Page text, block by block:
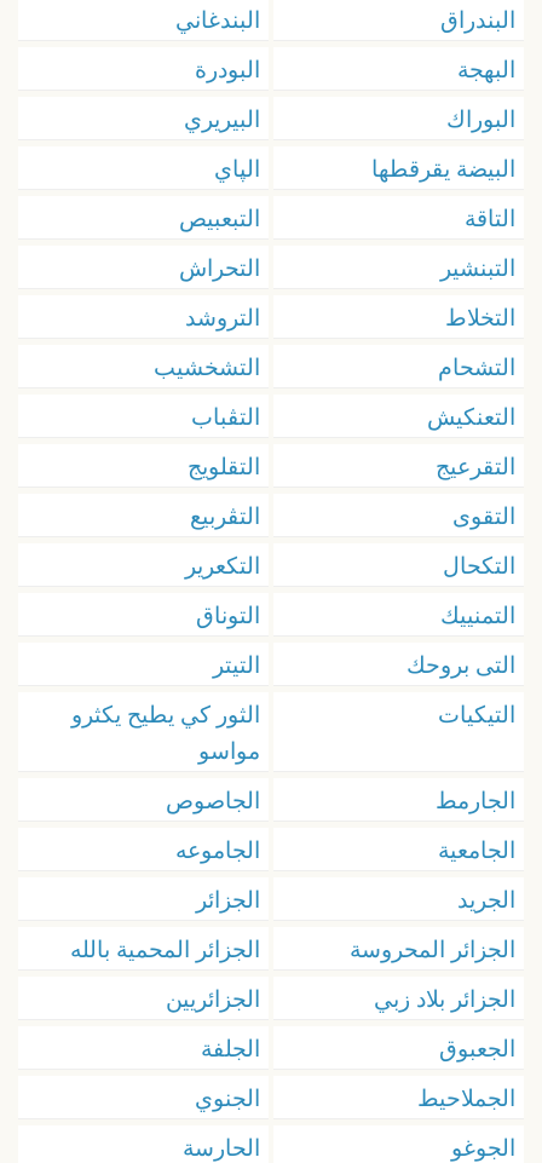
البندراق
البندغاني
البهجة
البودرة
البوراك
البيريري
البيضة يقرقطها
الپاي
التاقة
التبعبيص
التبنشير
التحراش
التخلاط
التروشد
التشحام
التشخشيب
التعنكيش
التڤباب
التقرعيج
التقلويج
التقوى
التڨربيع
التكحال
التكعرير
التمنييك
التوناق
التى بروحك
التيتر
التيكيات
الثور كي يطيح يكثرو
مواسو
الجارمط
الجاصوص
الجامعية
الجاموعه
الجريد
الجزائر
الجزائر المحروسة
الجزائر المحمية بالله
الجزائر بلاد زبي
الجزائريين
الجعبوق
الجلفة
الجملاحيط
الجنوي
الجوغو
الحارسة